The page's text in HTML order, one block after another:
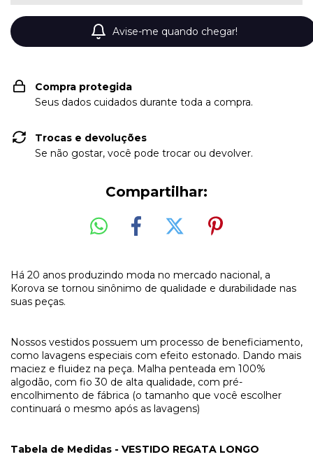
Avise-me quando chegar!
Compra protegida
Seus dados cuidados durante toda a compra.
Trocas e devoluções
Se não gostar, você pode trocar ou devolver.
Compartilhar:
Há 20 anos produzindo moda no mercado nacional, a
Korova se tornou sinônimo de qualidade e durabilidade nas
suas peças.
Nossos vestidos possuem um processo de beneficiamento,
como lavagens especiais com efeito estonado. Dando mais
maciez e fluidez na peça. Malha penteada em 100%
algodão, com fio 30 de alta qualidade, com pré-
encolhimento de fábrica (o tamanho que você escolher
continuará o mesmo após as lavagens)
Tabela de Medidas - VESTIDO REGATA LONGO